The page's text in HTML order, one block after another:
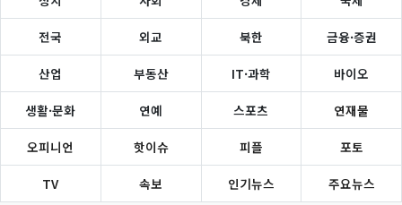
전국 외교 북한 금융·증권
산업 부동산 IT·과학 바이오
생활·문화 연예 스포츠 연재물
오피니언 핫이슈 피플 포토
TV 속보 인기뉴스 주요뉴스